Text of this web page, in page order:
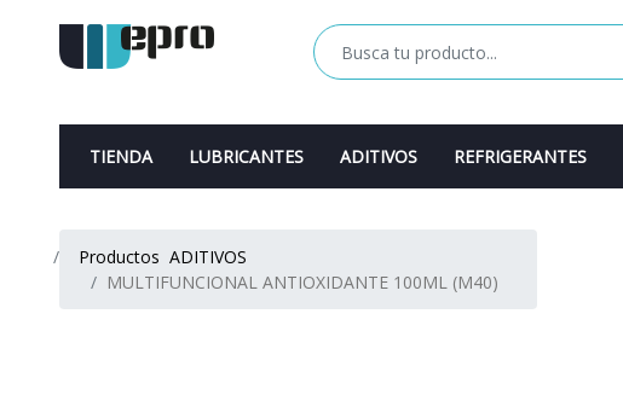
TIENDA LUBRICANTES ADITIVOS REFRIGERANTES
Productos ADITIVOS
MULTIFUNCIONAL ANTIOXIDANTE 100ML (M40)